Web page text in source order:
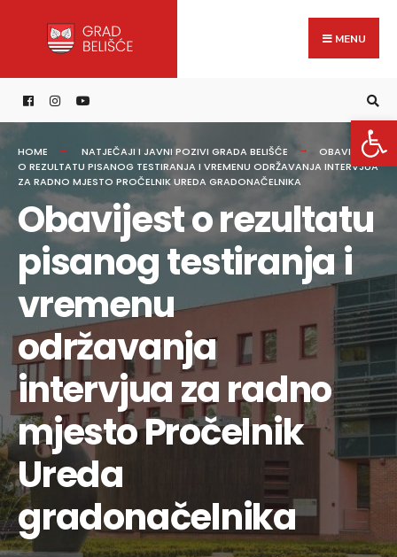
content
MENU
HOME NATJEČAJI I JAVNI POZIVI GRADA BELIŠĆE
OBAVIJEST
O REZULTATU PISANOG TESTIRANJA I VREMENU ODRŽAVANJA INTERVJUA
ZA RADNO MJESTO PROČELNIK UREDA GRADONAČELNIKA
Obavijest o rezultatu
pisanog testiranja i
vremenu
održavanja
intervjua za radno
mjesto Pročelnik
Ureda
gradonačelnika
for: